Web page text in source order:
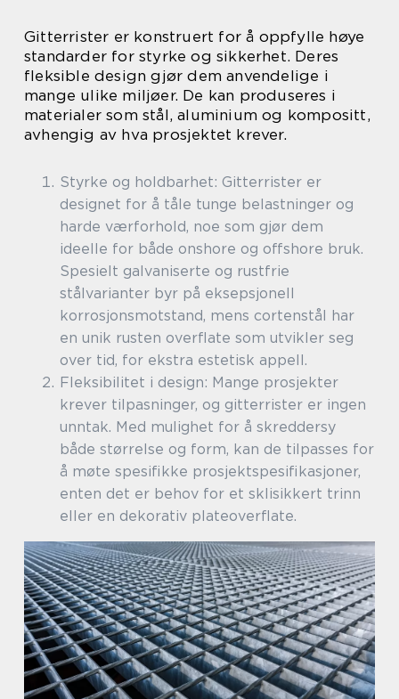
Gitterrister er konstruert for å oppfylle høye
standarder for styrke og sikkerhet. Deres
fleksible design gjør dem anvendelige i
mange ulike miljøer. De kan produseres i
materialer som stål, aluminium og kompositt,
avhengig av hva prosjektet krever.
Styrke og holdbarhet: Gitterrister er
designet for å tåle tunge belastninger og
harde værforhold, noe som gjør dem
ideelle for både onshore og offshore bruk.
Spesielt galvaniserte og rustfrie
stålvarianter byr på eksepsjonell
korrosjonsmotstand, mens cortenstål har
en unik rusten overflate som utvikler seg
over tid, for ekstra estetisk appell.
Fleksibilitet i design: Mange prosjekter
krever tilpasninger, og gitterrister er ingen
unntak. Med mulighet for å skreddersy
både størrelse og form, kan de tilpasses for
å møte spesifikke prosjektspesifikasjoner,
enten det er behov for et sklisikkert trinn
eller en dekorativ plateoverflate.